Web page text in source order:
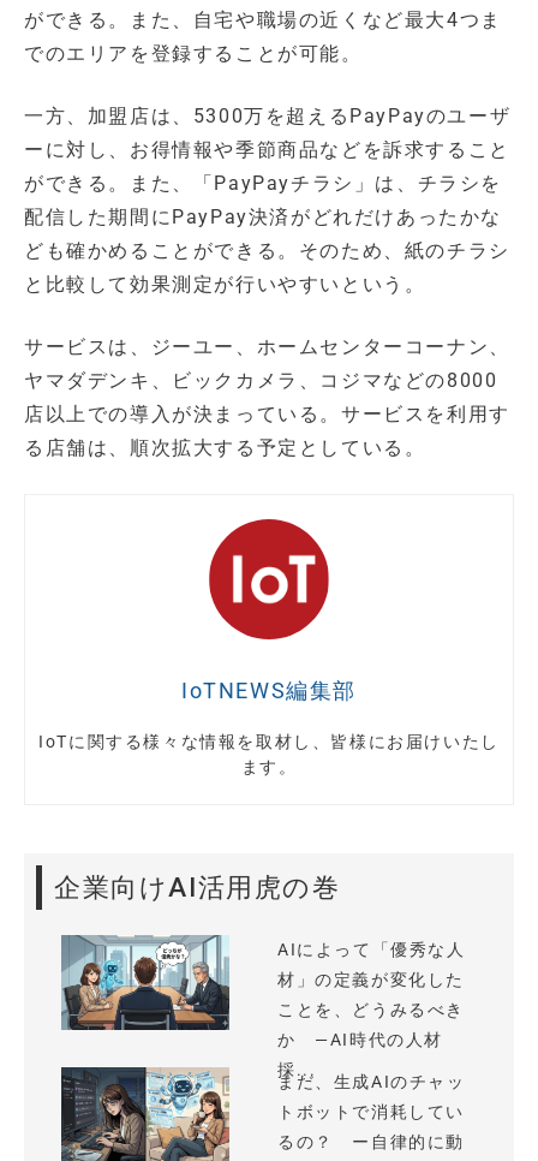
ができる。また、自宅や職場の近くなど最大4つま
でのエリアを登録することが可能。
一方、加盟店は、5300万を超えるPayPayのユーザ
ーに対し、お得情報や季節商品などを訴求すること
ができる。また、「PayPayチラシ」は、チラシを
配信した期間にPayPay決済がどれだけあったかな
ども確かめることができる。そのため、紙のチラシ
と比較して効果測定が行いやすいという。
サービスは、ジーユー、ホームセンターコーナン、
ヤマダデンキ、ビックカメラ、コジマなどの8000
店以上での導入が決まっている。サービスを利用す
る店舗は、順次拡大する予定としている。
IoTNEWS編集部
IoTに関する様々な情報を取材し、皆様にお届けいたし
ます。
企業向けAI活用虎の巻
AIによって「優秀な人
材」の定義が変化した
ことを、どうみるべき
か —AI時代の人材
採...
まだ、生成AIのチャッ
トボットで消耗してい
るの？ ー自律的に動